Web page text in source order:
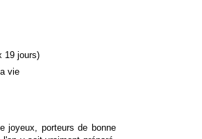
19 jours)
vie
joyeux, porteurs de bonne